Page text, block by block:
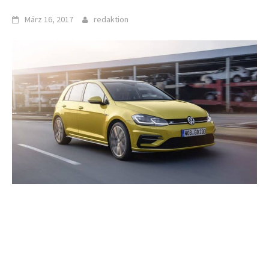
März 16, 2017 redaktion